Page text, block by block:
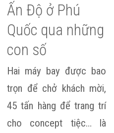
Ấn Độ ở Phú
Quốc qua những
con số
Hai máy bay được bao
trọn để chở khách mời,
45 tấn hàng để trang trí
cho concept tiệc… là